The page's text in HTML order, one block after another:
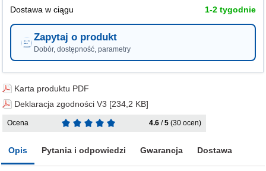
Dostawa w ciągu 1-2 tygodnie
Zapytaj o produkt
Dobór, dostępność, parametry
Karta produktu PDF
Deklaracja zgodności V3 [234,2 KB]
Ocena 4.6 /5 (30 ocen)
Opis Pytania i odpowiedzi Gwarancja Dostawa